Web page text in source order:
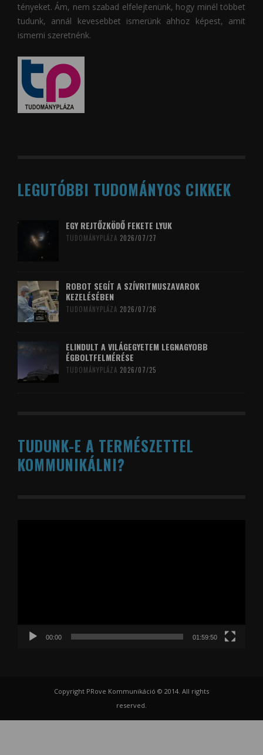
tényeket. Ám, nem szabad elfelejtenünk, hogy minél többet
tudunk, annál kevesebbet ismerünk ahhoz képest, amit
ismerni szeretnénk.
LEGUTÓBBI TUDOMÁNYOS CIKKEK
EGY REJTŐZKÖDŐ FEKETE LYUK
TUDOMÁNYPLÁZA 2026/07/27
ROBOT SEGÍT A SZÍVRITMUSZAVAROK
KEZELÉSÉBEN
TUDOMÁNYPLÁZA 2026/07/26
ELINDULT A VILÁGEGYETEM LEGNAGYOBB
ÉGBOLTFELMÉRÉSE
TUDOMÁNYPLÁZA 2026/07/25
TUDUNK-E A TERMÉSZETTEL
KOMMUNIKÁLNI?
00:00 01:59:50
Copyright PRove Kommunikáció © 2014. All rights
reserved.